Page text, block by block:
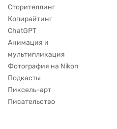
Сторителлинг
Копирайтинг
ChatGPT
Анимация и
мультипликация
Фотография на Nikon
Подкасты
Пиксель-арт
Писательство